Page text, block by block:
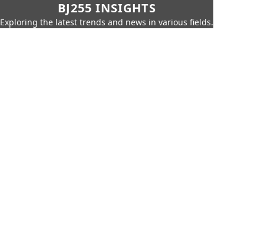
BJ255 INSIGHTS
Exploring the latest trends and news in various fields.